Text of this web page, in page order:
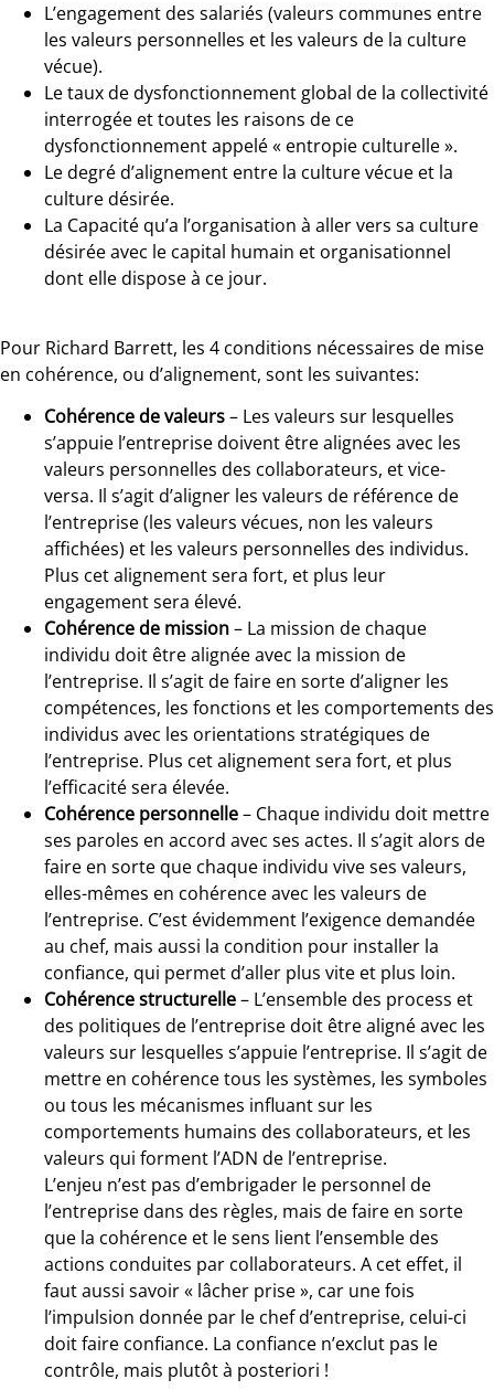
L’engagement des salariés (valeurs communes entre
les valeurs personnelles et les valeurs de la culture
vécue).
Le taux de dysfonctionnement global de la collectivité
interrogée et toutes les raisons de ce
dysfonctionnement appelé « entropie culturelle ».
Le degré d’alignement entre la culture vécue et la
culture désirée.
La Capacité qu’a l’organisation à aller vers sa culture
désirée avec le capital humain et organisationnel
dont elle dispose à ce jour.
Pour Richard Barrett, les 4 conditions nécessaires de mise
en cohérence, ou d’alignement, sont les suivantes:
Cohérence de valeurs– Les valeurs sur lesquelles
s’appuie l’entreprise doivent être alignées avec les
valeurs personnelles des collaborateurs, et vice-
versa. Il s’agit d’aligner les valeurs de référence de
l’entreprise (les valeurs vécues, non les valeurs
affichées) et les valeurs personnelles des individus.
Plus cet alignement sera fort, et plus leur
engagement sera élevé.
Cohérence de mission– La mission de chaque
individu doit être alignée avec la mission de
l’entreprise. Il s’agit de faire en sorte d’aligner les
compétences, les fonctions et les comportements des
individus avec les orientations stratégiques de
l’entreprise. Plus cet alignement sera fort, et plus
l’efficacité sera élevée.
Cohérence personnelle– Chaque individu doit mettre
ses paroles en accord avec ses actes. Il s’agit alors de
faire en sorte que chaque individu vive ses valeurs,
elles-mêmes en cohérence avec les valeurs de
l’entreprise. C’est évidemment l’exigence demandée
au chef, mais aussi la condition pour installer la
confiance, qui permet d’aller plus vite et plus loin.
Cohérence structurelle– L’ensemble des process et
des politiques de l’entreprise doit être aligné avec les
valeurs sur lesquelles s’appuie l’entreprise. Il s’agit de
mettre en cohérence tous les systèmes, les symboles
ou tous les mécanismes influant sur les
comportements humains des collaborateurs, et les
valeurs qui forment l’ADN de l’entreprise.
L’enjeu n’est pas d’embrigader le personnel de
l’entreprise dans des règles, mais de faire en sorte
que la cohérence et le sens lient l’ensemble des
actions conduites par collaborateurs. A cet effet, il
faut aussi savoir « lâcher prise », car une fois
l’impulsion donnée par le chef d’entreprise, celui-ci
doit faire confiance. La confiance n’exclut pas le
contrôle, mais plutôt à posteriori !